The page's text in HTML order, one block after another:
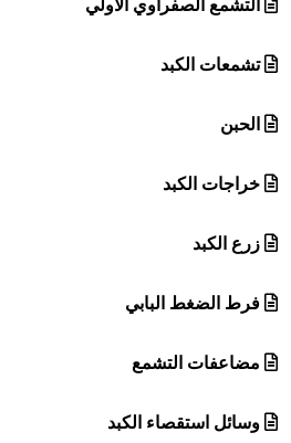
التشمع الصفراوي الأولي
تشمعات الكبد
الحبن
خراجات الكبد
زرع الكبد
فرط الضغط البابي
مضاعفات التشمع
وسائل استقصاء الكبد